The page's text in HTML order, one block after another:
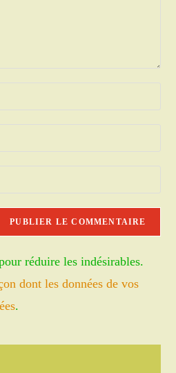
réduire les indésirables.
dont les données de vos
.